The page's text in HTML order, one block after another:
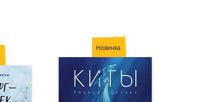
Новинка